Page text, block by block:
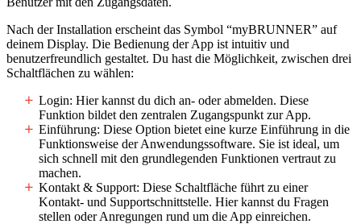
Nach der Installation erscheint das Symbol “myBRUNNER” auf
deinem Display. Die Bedienung der App ist intuitiv und
benutzerfreundlich gestaltet. Du hast die Möglichkeit, zwischen drei
Schaltflächen zu wählen:
Login: Hier kannst du dich an- oder abmelden. Diese
Funktion bildet den zentralen Zugangspunkt zur App.
Einführung: Diese Option bietet eine kurze Einführung in die
Funktionsweise der Anwendungssoftware. Sie ist ideal, um
sich schnell mit den grundlegenden Funktionen vertraut zu
machen.
Kontakt & Support: Diese Schaltfläche führt zu einer
Kontakt- und Supportschnittstelle. Hier kannst du Fragen
stellen oder Anregungen rund um die App einreichen.